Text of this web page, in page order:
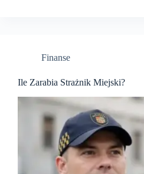
Finanse
Ile Zarabia Strażnik Miejski?